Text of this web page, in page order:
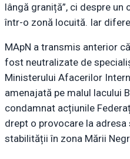
lângă graniță”, ci despre
într-o zonă locuită. Iar
MApN a transmis anterior
fost neutralizate de
Ministerului Afacerilor
amenajată pe malul lacului
condamnat acțiunile
drept o provocare la
stabilității în zona Mării